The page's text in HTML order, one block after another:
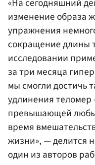
«На сегодняшний
изменение образа
упражнения
сокращение длины
исследовании
за три месяца
мы смогли достичь
удлинения
превышающей
время
жизни», — делится
один из авторов